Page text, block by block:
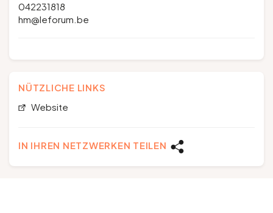
042231818
hm@leforum.be
NÜTZLICHE LINKS
Website
IN IHREN NETZWERKEN TEILEN